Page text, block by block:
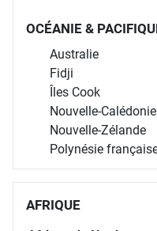
Ouzbékistan
Turkménistan
OCÉANIE & PACIFIQUE
Australie
Fidji
Îles Cook
Nouvelle-Calédonie
Polynésie française